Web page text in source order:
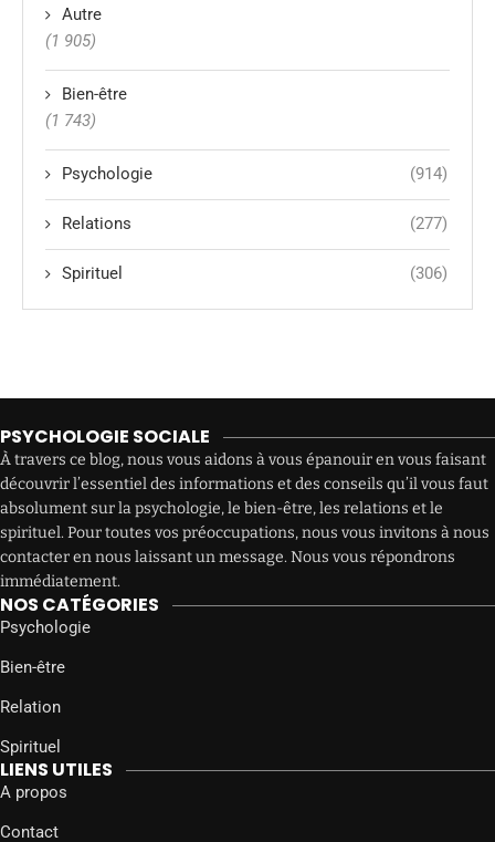
Autre
(1 905)
Bien-être
(1 743)
Psychologie (914)
Relations (277)
Spirituel (306)
PSYCHOLOGIE SOCIALE
À travers ce blog, nous vous aidons à vous épanouir en vous faisant
découvrir l’essentiel des informations et des conseils qu’il vous faut
absolument sur la psychologie, le bien-être, les relations et le
spirituel. Pour toutes vos préoccupations, nous vous invitons à nous
contacter en nous laissant un message. Nous vous répondrons
immédiatement.
NOS CATÉGORIES
Psychologie
Bien-être
Relation
Spirituel
LIENS UTILES
A propos
Contact